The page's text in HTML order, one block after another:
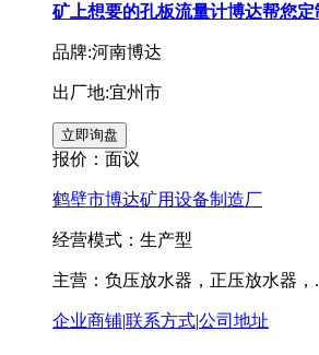
矿上想要的孔板流量计博达帮您定
品牌:河南博达
出厂地:宜州市
报价： 面议
鹤壁市博达矿用设备制造厂
经营模式：生产型
主营：负压放水器，正压放水器，
企业商铺|联系方式|公司地址